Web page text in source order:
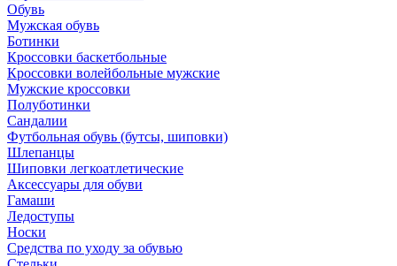
Обувь
Мужская обувь
Ботинки
Кроссовки баскетбольные
Кроссовки волейбольные мужские
Мужские кроссовки
Полуботинки
Сандалии
Футбольная обувь (бутсы, шиповки)
Шлепанцы
Шиповки легкоатлетические
Аксессуары для обуви
Гамаши
Ледоступы
Носки
Средства по уходу за обувью